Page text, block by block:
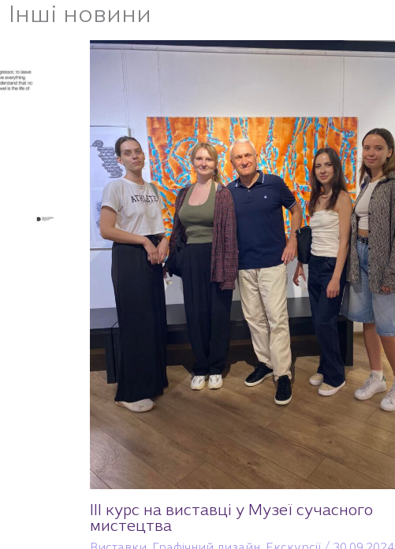
Інші новини
ІІІ курс на виставці у Музеї сучасного
мистецтва